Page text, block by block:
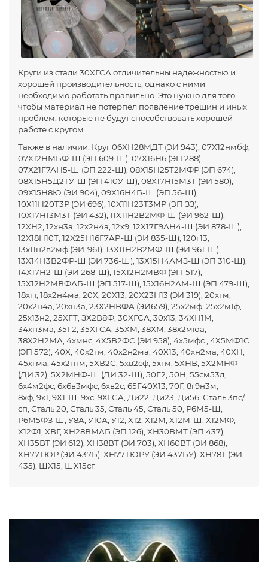
Круги из стали 30ХГСА отличительны надежностью и
хорошей производительность, однако с ними
необходимо работать правильно. Это нужно для того,
чтобы материал не потерпел появление трещин и иных
проблем, которые не будут способствовать хорошей
работе с кругом.
Также в наличии: Круг 06ХН28МДТ (ЭИ 943), 07Х12нмбф,
07X12HМБФ-Ш (ЭП 609-Ш), 07X16H6 (ЭП 288),
07Х21Г7АН5-Ш (ЭП 222-Ш), 08Х15Н25Т2МФР (ЭП 674),
08Х15Н5Д2ТУ-Ш (ЭП 410У-Ш), 08X17H15M3T (ЭИ 580),
09Х15Н8Ю (ЭИ 904), 09Х16Н4Б-Ш (ЭП 56-Ш),
10Х11Н20Т3Р (ЭИ 696), 10X11Н23T3MP (ЭП ЗЗ),
10Х17Н13М3Т (ЭИ 432), 11Х11Н2В2МФ-Ш (ЭИ 962-Ш),
12XH2, 12хн3а, 12х2н4а, 12х9, 12Х17Г9АН4-Ш (ЭИ 878-Ш),
12X18H10T, 12X25H16Г7AP-Ш (ЭИ 835-Ш), 120г13,
13х11н2в2мф (ЭИ-961), 13Х11Н2В2МФ-Ш (ЭИ 961-Ш),
13Х14Н3В2ФР-Ш (ЭИ 736-Ш), 13Х15Н4АМЗ-Ш (ЭП 310-Ш),
14Х17Н2-Ш (ЭИ 268-Ш), 15Х12Н2МВФ (ЭП-517),
15Х12Н2МВФАБ-Ш (ЭП 517-Ш), 15Х16Н2АМ-Ш (ЭП 479-Ш),
18хгт, 18х2н4ма, 20Х, 20Х13, 20X23H13 (ЭИ 319), 20хгм,
20х2н4а, 20хн3а, 23Х2НВФА (ЭИ659), 25х2мф, 25х2м1ф,
25х13н2, 25ХГТ, ЗХ2В8Ф, 30ХГСА, 30х13, 34ХН1М,
34хн3ма, 35Г2, 35ХГСА, 35ХМ, 38ХМ, 38х2мюа,
38Х2Н2МА, 4хмнс, 4Х5В2ФС (ЭИ 958), 4х5мфс , 4Х5МФ1С
(ЭП 572), 40Х, 40х2гм, 40х2н2ма, 40X13, 40хн2ма, 40ХН,
45хгма, 45х2гнм, 5ХВ2С, 5хв2сф, 5хгм, 5ХНВ, 5Х2МНФ
(ДИ 32), 5Х2МНФ-Ш (ДИ 32-Ш), 50Г2, 50Н, 55см53д,
6х4м2фс, 6х6в3мфс, 6хв2с, 65Г40Х13, 70Г, 8г9н3м,
8хф, 9х1, 9Х1-Ш, 9хс, 9ХГСА, Ди22, Ди23, Ди56, Сталь 3пс/
сп, Сталь 20, Сталь 35, Сталь 45, Сталь 50, Р6М5-Ш,
Р6М5ФЗ-Ш, У8А, У10А, У12, Х12, X12M, Х12М-Ш, Х12МФ,
Х12Ф1, ХВГ, ХН28ВМАБ (ЭП 126), ХН30ВМТ (ЭП 437),
ХН35ВТ (ЭИ 612), ХН38ВТ (ЭИ 703), ХН60ВТ (ЭИ 868),
ХН77ТЮР (ЭИ 437Б), ХН77ТЮРУ (ЭИ 437БУ), ХН78Т (ЭИ
435), ШХ15, ШХ15сг.